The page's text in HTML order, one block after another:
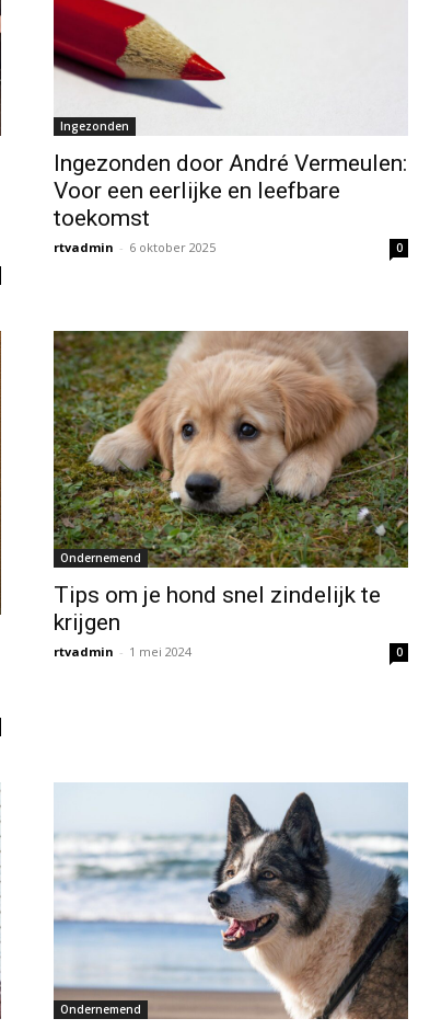
Ingezonden
Ingezonden door André Vermeulen:
Voor een eerlijke en leefbare
toekomst
rtvadmin - 6 oktober 2025 0
Ondernemend
Tips om je hond snel zindelijk te
krijgen
rtvadmin - 1 mei 2024 0
Ondernemend